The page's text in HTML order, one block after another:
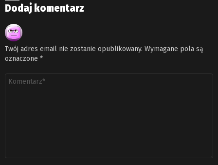
Dodaj komentarz
Twój adres email nie zostanie opublikowany. Wymagane pola są
oznaczone *